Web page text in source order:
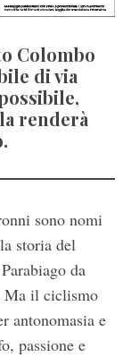
Colombo
di via
renderà
sono nomi
storia del
da
Ma il ciclismo
antonomasia e
passione e